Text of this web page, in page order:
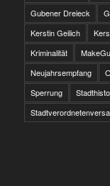
Gubener Dreieck
Kerstin Geilich
Kriminalität
Neujahrsempfang
Sperrung